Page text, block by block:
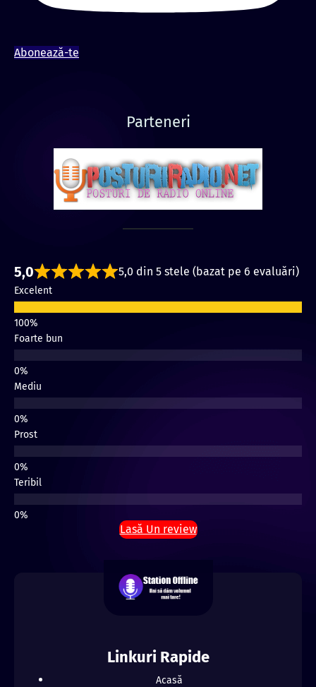
Abonează-te
Parteneri
5,0 5,0 din 5 stele (bazat pe 6 evaluări)
Excelent
Foarte bun
Mediu
Prost
Teribil
Lasă Un review
Linkuri Rapide
Acasă